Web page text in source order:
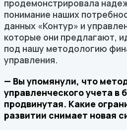
продемонстрировала
понимание наших
данных «Контур» и
которые они предлагают,
под нашу методологию
управления.
— Вы упомянули, что
управленческого учета в
продвинутая. Какие
развитии снимает новая